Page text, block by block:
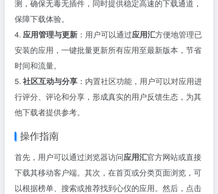
测，确保无毒无插件，同时提供稳定高速的下载通道，
保障下载体验。
4. 应用管理与更新 ：用户可以通过应用汇方便地管理已
安装的应用，一键批量更新所有应用至最新版本，节省
时间和流量。
5. 社区互动与分享 ：内置社区功能，用户可以对应用进
行评分、评论和分享，形成真实的用户反馈生态，为其
他下载者提供参考。
操作指南
首先，用户可以通过浏览器访问应用汇官方网站或直接
下载其移动客户端。其次，在首页或分类页面浏览，可
以根据榜单、搜索或推荐找到心仪的应用。然后，点击